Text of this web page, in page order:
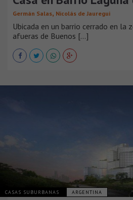
Germán Salas, Nicolás de Jauregui
Ubicada en un barrio cerrado en la
afueras de Buenos [...]
CASAS SUBURBANAS ARGENTINA